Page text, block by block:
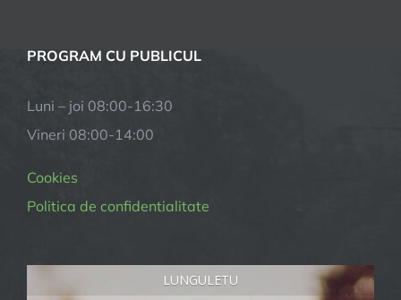
PROGRAM CU PUBLICUL
Luni – joi 08:00-16:30
Vineri 08:00-14:00
Cookies
Politica de confidentialitate
LUNGULETU